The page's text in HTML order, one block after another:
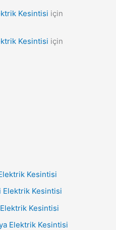
Kesintisi için
Kesintisi için
Kesintisi
Elektrik Kesintisi
Kesintisi
Elektrik Kesintisi